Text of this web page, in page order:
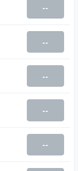
--
--
--
--
--